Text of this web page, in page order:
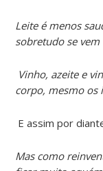
Leite é menos
sobretudo se vem
Vinho, azeite e
corpo, mesmo os
E assim por
Mas como